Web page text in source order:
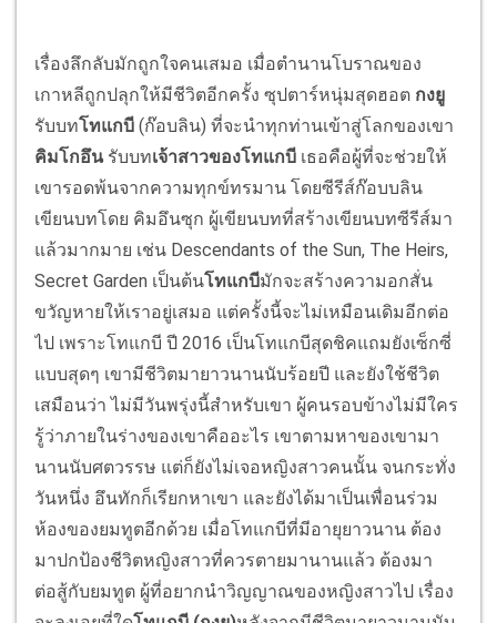
เรื่องลึกลับมักถูกใจคนเสมอ เมื่อตำนานโบราณของ
เกาหลีถูกปลุกให้มีชีวิตอีกครั้ง ซุปตาร์หนุ่มสุดฮอต กงยู
รับบทโทแกบี (ก๊อบลิน) ที่จะนำทุกท่านเข้าสู่โลกของเขา
คิมโกอึนรับบทเจ้าสาวของโทแกบี เธอคือผู้ที่จะช่วยให้
เขารอดพ้นจากความทุกข์ทรมาน โดยซีรีส์ก๊อบบลิน
เขียนบทโดย คิมอึนซุก ผู้เขียนบทที่สร้างเขียนบทซีรีส์มา
แล้วมากมาย เช่น Descendants of the Sun, The Heirs,
Secret Garden เป็นต้นโทแกบีมักจะสร้างความอกสั่น
ขวัญหายให้เราอยู่เสมอ แต่ครั้งนี้จะไม่เหมือนเดิมอีกต่อ
ไป เพราะโทแกบี ปี 2016 เป็นโทแกบีสุดชิคแถมยังเซ็กซี่
แบบสุดๆ เขามีชีวิตมายาวนานนับร้อยปี และยังใช้ชีวิต
เสมือนว่า ไม่มีวันพรุ่งนี้สำหรับเขา ผู้คนรอบข้างไม่มีใคร
รู้ว่าภายในร่างของเขาคืออะไร เขาตามหาของเขามา
นานนับศตวรรษ แต่ก็ยังไม่เจอหญิงสาวคนนั้น จนกระทั่ง
วันหนึ่ง อึนทักก็เรียกหาเขา และยังได้มาเป็นเพื่อนร่วม
ห้องของยมทูตอีกด้วย เมื่อโทแกบีที่มีอายุยาวนาน ต้อง
มาปกป้องชีวิตหญิงสาวที่ควรตายมานานแล้ว ต้องมา
ต่อสู้กับยมทูต ผู้ที่อยากนำวิญญาณของหญิงสาวไป เรื่อง